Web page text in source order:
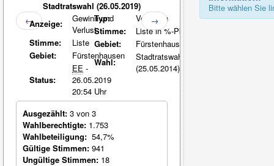
Stadtratswahl (26.05.2019)
←Anzeige:
Gewinn und
Verlust
Stimme:
Liste
Gebiet:
Fürstenhausen
Status:
EE -
26.05.2019
20:54 Uhr
Typ:
Vergleich
Stimme:
Liste in %-Pkt.
Gebiet:
Fürstenhausen
Wahl:
Stadtratswahl
(25.05.2014)
→
Ausgezählt: 3 von 3
Wahlberechtigte: 1.753
Wahlbeteiligung: 54,7%
Gültige Stimmen: 941
Ungültige Stimmen: 18
Bitte wählen Sie